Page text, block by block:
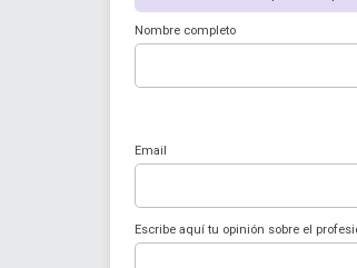
Nombre completo
Email
Escribe aquí tu opinión sobre el